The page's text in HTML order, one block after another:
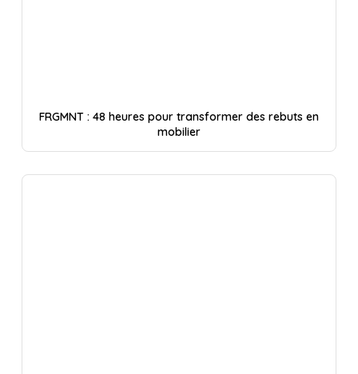
FRGMNT : 48 heures pour transformer des rebuts en
mobilier